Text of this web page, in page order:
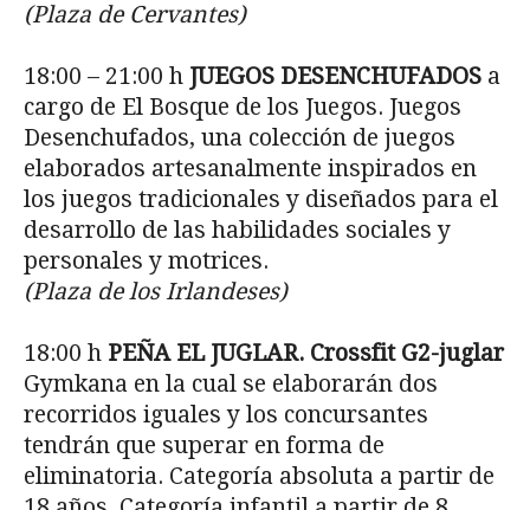
(Plaza de Cervantes)
18:00 – 21:00 h JUEGOS DESENCHUFADOS a
cargo de El Bosque de los Juegos. Juegos
Desenchufados, una colección de juegos
elaborados artesanalmente inspirados en
los juegos tradicionales y diseñados para el
desarrollo de las habilidades sociales y
personales y motrices.
(Plaza de los Irlandeses)
18:00 h PEÑA EL JUGLAR. Crossfit G2-juglar
Gymkana en la cual se elaborarán dos
recorridos iguales y los concursantes
tendrán que superar en forma de
eliminatoria. Categoría absoluta a partir de